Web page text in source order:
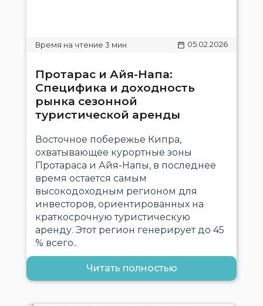
05.02.2026
Протарас и Айя-Напа:
Специфика и доходность
рынка сезонной
туристической аренды
Восточное побережье Кипра,
охватывающее курортные зоны
Протараса и Айя-Напы, в последнее
время остается самым
высокодоходным регионом для
инвесторов, ориентированных на
краткосрочную туристическую
аренду. Этот регион генерирует до 45
% всего..
Читать полностью